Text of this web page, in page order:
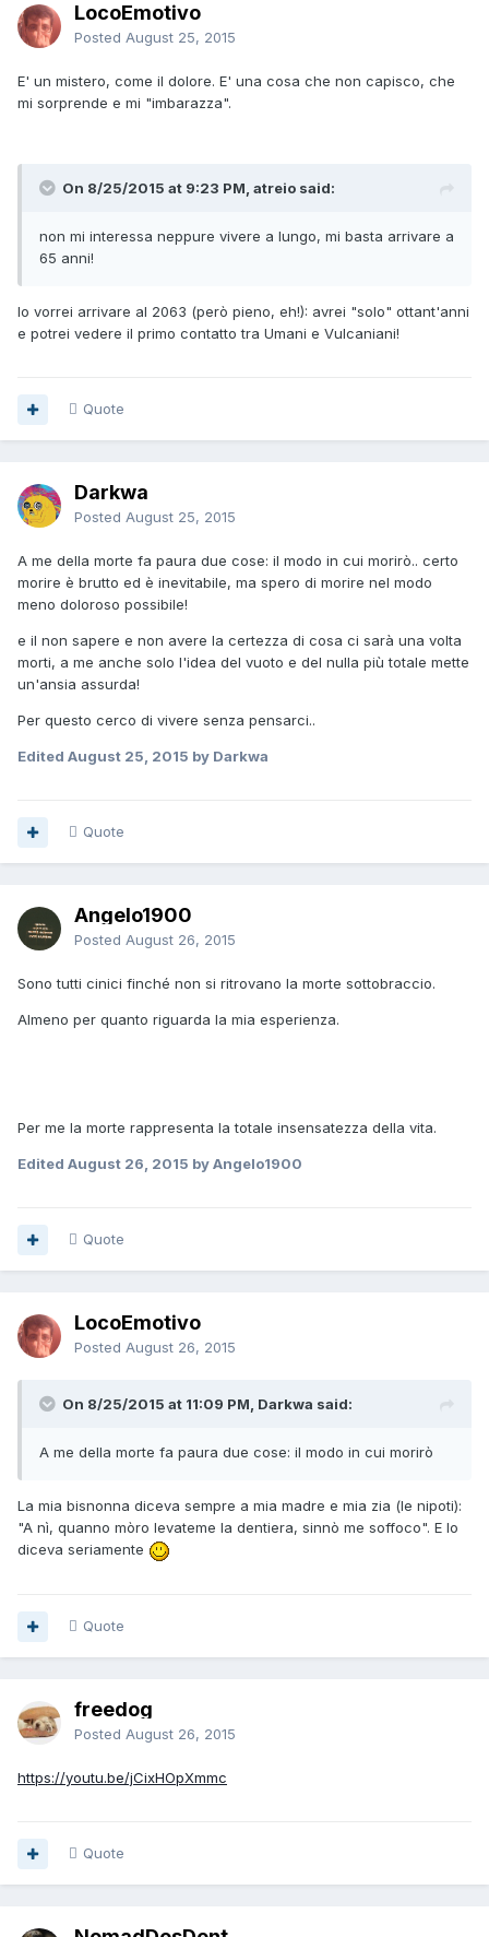
LocoEmotivo
Posted August 25, 2015
E' un mistero, come il dolore. E' una cosa che non capisco, che
mi sorprende e mi "imbarazza".
On 8/25/2015 at 9:23 PM, atreio said:
non mi interessa neppure vivere a lungo, mi basta arrivare a
65 anni!
Io vorrei arrivare al 2063 (però pieno, eh!): avrei "solo" ottant'anni
e potrei vedere il primo contatto tra Umani e Vulcaniani!
Quote
Darkwa
Posted August 25, 2015
A me della morte fa paura due cose: il modo in cui morirò.. certo
morire è brutto ed è inevitabile, ma spero di morire nel modo
meno doloroso possibile!
e il non sapere e non avere la certezza di cosa ci sarà una volta
morti, a me anche solo l'idea del vuoto e del nulla più totale mette
un'ansia assurda!
Per questo cerco di vivere senza pensarci..
Edited August 25, 2015 by Darkwa
Quote
Angelo1900
Posted August 26, 2015
Sono tutti cinici finché non si ritrovano la morte sottobraccio.
Almeno per quanto riguarda la mia esperienza.
Per me la morte rappresenta la totale insensatezza della vita.
Edited August 26, 2015 by Angelo1900
Quote
LocoEmotivo
Posted August 26, 2015
On 8/25/2015 at 11:09 PM, Darkwa said:
A me della morte fa paura due cose: il modo in cui morirò
La mia bisnonna diceva sempre a mia madre e mia zia (le nipoti):
"A nì, quanno mòro levateme la dentiera, sinnò me soffoco". E lo
diceva seriamente
Quote
freedog
Posted August 26, 2015
https://youtu.be/jCixHOpXmmc
Quote